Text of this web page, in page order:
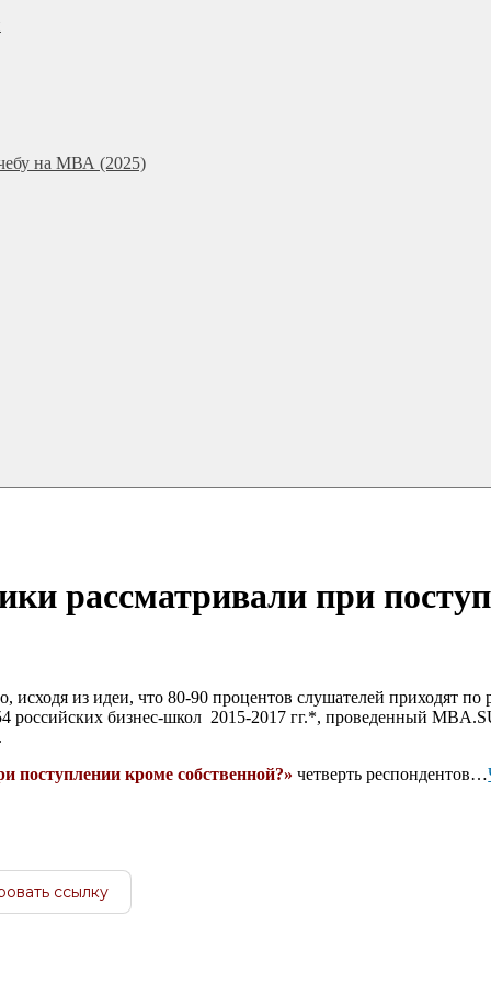
на МВА (2025)
расcматривали при
из идеи, что 80-90 процентов слушателей приходят по
бизнес-школ 2015-2017 гг.*, проведенный
кроме собственной?» четверть респондентов…
ссылку